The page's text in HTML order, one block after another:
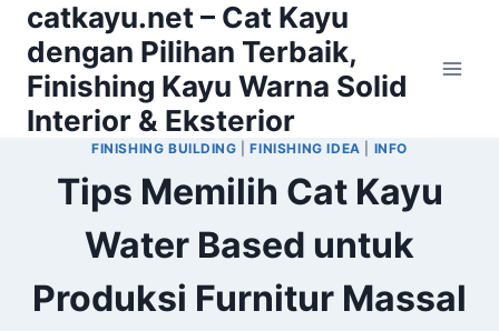
Skip
content
catkayu.net – Cat Kayu
dengan Pilihan Terbaik,
Finishing Kayu Warna Solid
Interior & Eksterior
FINISHING BUILDING |FINISHING IDEA INFO
Tips Memilih Cat Kayu
Water Based untuk
Produksi Furnitur Massal